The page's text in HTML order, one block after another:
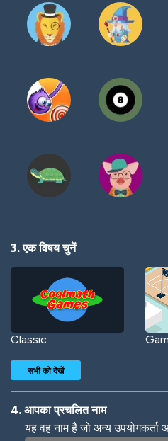
3. एक विषय चुनें
Classic
सभी को देखें
4. आपका प्रचलित नाम
यह वह नाम है जो अन्य